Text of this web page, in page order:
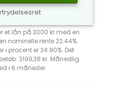
et lån på 3000 kr med en
nominelle rente 22.44%.
procent er 24.90%. Det
3199,38 kr. Månedlig
i 6 måneder.